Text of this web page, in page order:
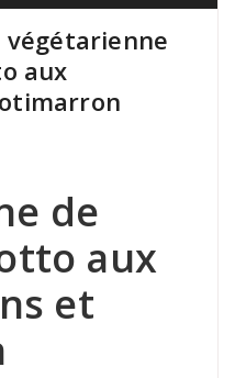
aux
de
aux
et